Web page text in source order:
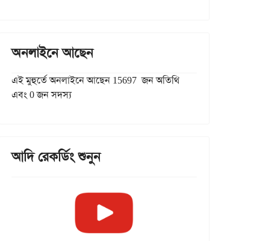
অনলাইনে আছেন
এই মুহুর্তে অনলাইনে আছেন 15697 জন অতিথি
এবং 0 জন সদস্য
আদি রেকর্ডিং শুনুন